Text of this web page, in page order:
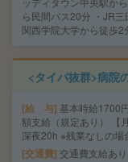
ら民間バス20分 ・JR
関西学院大学から徒歩2
<タイパ抜群>病院
給 与 基本時給1700
額支給（規定あり） 【
深夜20h ※残業なしの場
交通費 交通費支給あり